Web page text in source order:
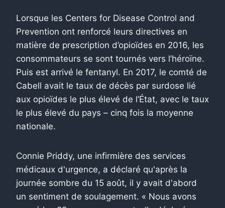
Lorsque les Centers for Disease Control and
Prevention ont renforcé leurs directives en
matière de prescription d’opioïdes en 2016, les
consommateurs se sont tournés vers l’héroïne.
Puis est arrivé le fentanyl. En 2017, le comté de
Cabell avait le taux de décès par surdose lié
aux opioïdes le plus élevé de l’État, avec le taux
le plus élevé du pays – cinq fois la moyenne
nationale.
Connie Priddy, une infirmière des services
médicaux d'urgence, a déclaré qu'après la
journée sombre du 15 août, il y avait d'abord
un sentiment de soulagement. « Nous avons